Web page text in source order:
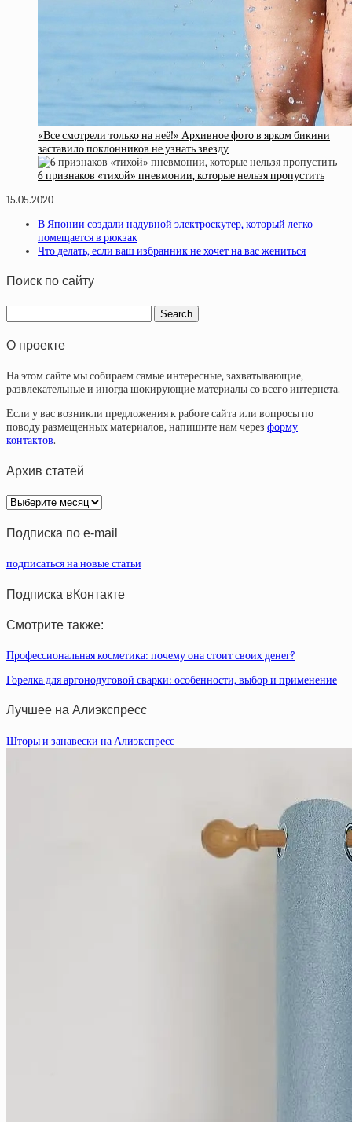
«Все смотрели только на неё!» Архивное фото в ярком бикини
заставило поклонников не узнать звезду
6 признаков «тихой» пневмонии, которые нельзя пропустить
15.05.2020
В Японии создали надувной электроскутер, который легко
помещается в рюкзак
Что делать, если ваш избранник не хочет на вас жениться
Поиск по сайту
О проекте
На этом сайте мы собираем самые интересные, захватывающие,
развлекательные и иногда шокирующие материалы со всего интернета.
Если у вас возникли предложения к работе сайта или вопросы по
поводу размещенных материалов, напишите нам через форму
контактов.
Архив статей
Архив
статей
Подписка по e-mail
подписаться на новые статьи
Подписка вКонтакте
Смотрите также:
Профессиональная косметика: почему она стоит своих денег?
Горелка для аргонодуговой сварки: особенности, выбор и применение
Лучшее на Алиэкспресс
Шторы и занавески на Алиэкспресс